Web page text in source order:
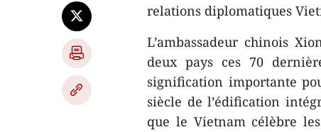
relations diplomatiques
L’ambassadeur chinois
deux pays ces 70
signification importante
siècle de l’édification
que le Vietnam célèbre